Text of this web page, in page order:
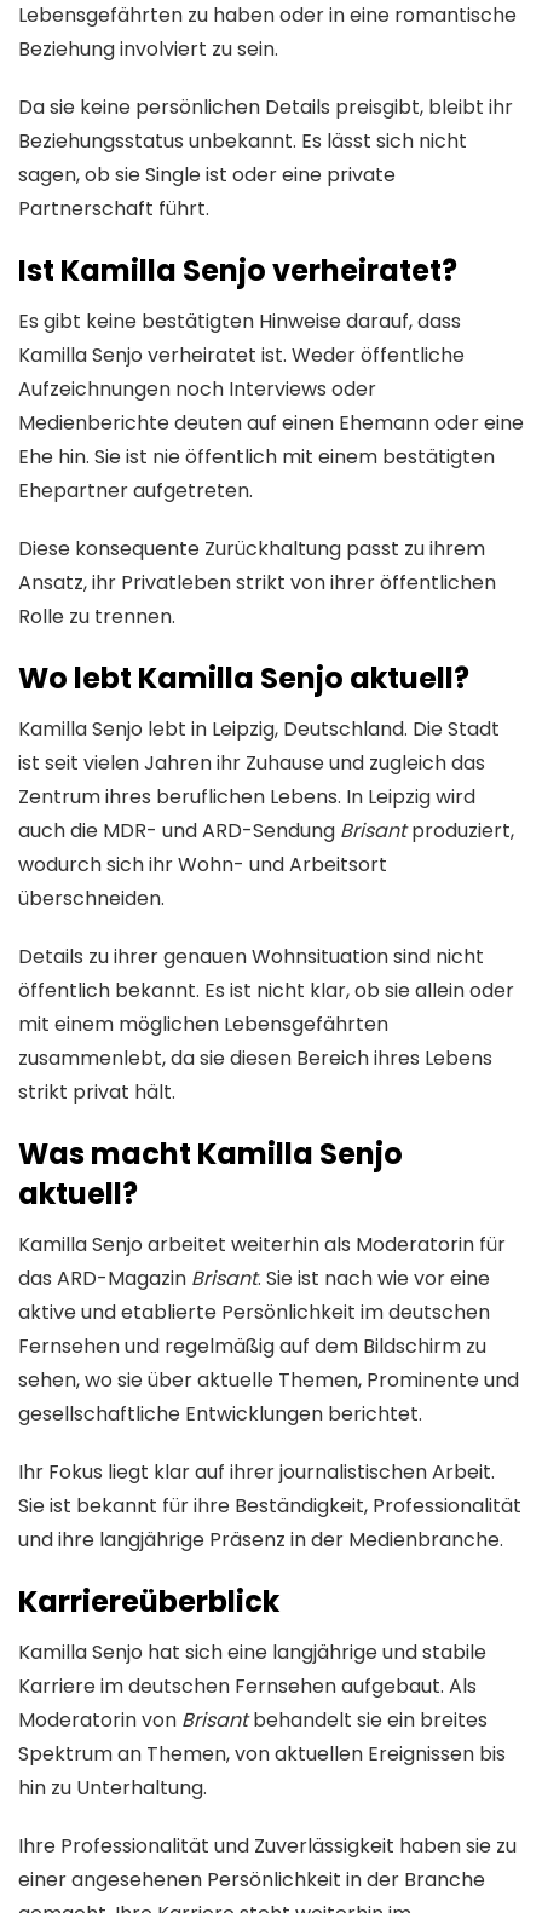
Lebensgefährten zu haben oder in eine romantische
Beziehung involviert zu sein.
Da sie keine persönlichen Details preisgibt, bleibt ihr
Beziehungsstatus unbekannt. Es lässt sich nicht
sagen, ob sie Single ist oder eine private
Partnerschaft führt.
Ist Kamilla Senjo verheiratet?
Es gibt keine bestätigten Hinweise darauf, dass
Kamilla Senjo verheiratet ist. Weder öffentliche
Aufzeichnungen noch Interviews oder
Medienberichte deuten auf einen Ehemann oder eine
Ehe hin. Sie ist nie öffentlich mit einem bestätigten
Ehepartner aufgetreten.
Diese konsequente Zurückhaltung passt zu ihrem
Ansatz, ihr Privatleben strikt von ihrer öffentlichen
Rolle zu trennen.
Wo lebt Kamilla Senjo aktuell?
Kamilla Senjo lebt in Leipzig, Deutschland. Die Stadt
ist seit vielen Jahren ihr Zuhause und zugleich das
Zentrum ihres beruflichen Lebens. In Leipzig wird
auch die MDR- und ARD-Sendung Brisantproduziert,
wodurch sich ihr Wohn- und Arbeitsort
überschneiden.
Details zu ihrer genauen Wohnsituation sind nicht
öffentlich bekannt. Es ist nicht klar, ob sie allein oder
mit einem möglichen Lebensgefährten
zusammenlebt, da sie diesen Bereich ihres Lebens
strikt privat hält.
Was macht Kamilla Senjo
aktuell?
Kamilla Senjo arbeitet weiterhin als Moderatorin für
das ARD-Magazin Brisant. Sie ist nach wie vor eine
aktive und etablierte Persönlichkeit im deutschen
Fernsehen und regelmäßig auf dem Bildschirm zu
sehen, wo sie über aktuelle Themen, Prominente und
gesellschaftliche Entwicklungen berichtet.
Ihr Fokus liegt klar auf ihrer journalistischen Arbeit.
Sie ist bekannt für ihre Beständigkeit, Professionalität
und ihre langjährige Präsenz in der Medienbranche.
Karriereüberblick
Kamilla Senjo hat sich eine langjährige und stabile
Karriere im deutschen Fernsehen aufgebaut. Als
Moderatorin von Brisantbehandelt sie ein breites
Spektrum an Themen, von aktuellen Ereignissen bis
hin zu Unterhaltung.
Ihre Professionalität und Zuverlässigkeit haben sie zu
einer angesehenen Persönlichkeit in der Branche